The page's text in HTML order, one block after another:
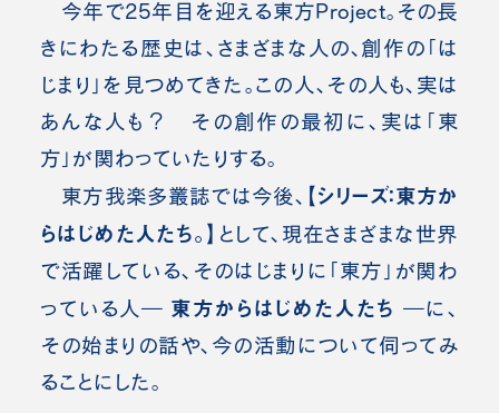
今年で25年目を迎える東方Project。その長
きにわたる歴史は、さまざまな人の、創作の「は
じまり」を見つめてきた。この人、その人も、実は
あんな人も？ その創作の最初に、実は「東
方」が関わっていたりする。
東方我楽多叢誌では今後、 【シリーズ：東方か
らはじめた人たち。】 として、現在さまざまな世界
で活躍している、そのはじまりに「東方」が関わ
っている人― 東方からはじめた人たち ―に、
その始まりの話や、今の活動について伺ってみ
ることにした。